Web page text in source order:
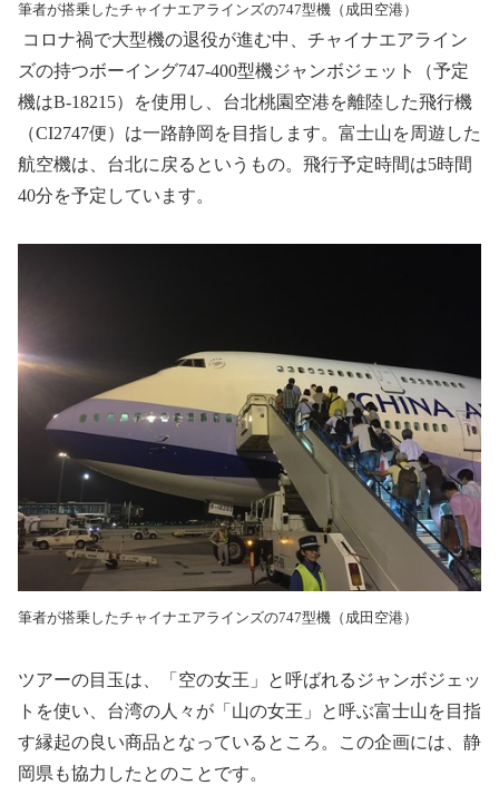
筆者が搭乗したチャイナエアラインズの747型機（成田空港）
コロナ禍で大型機の退役が進む中、チャイナエアライン
ズの持つボーイング747-400型機ジャンボジェット（予定
機はB-18215）を使用し、台北桃園空港を離陸した飛行機
（CI2747便）は一路静岡を目指します。富士山を周遊した
航空機は、台北に戻るというもの。飛行予定時間は5時間
40分を予定しています。
筆者が搭乗したチャイナエアラインズの747型機（成田空港）
ツアーの目玉は、「空の女王」と呼ばれるジャンボジェッ
トを使い、台湾の人々が「山の女王」と呼ぶ富士山を目指
す縁起の良い商品となっているところ。
この企画には、静
岡県も協力したとのことです。